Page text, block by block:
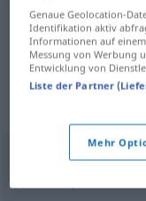
für
(nicht
Planting trees
Genaue Geolocation-
Identifikation aktiv
Informationen auf
Messung von Werbung
Entwicklung von
Liste der Partner
Mehr